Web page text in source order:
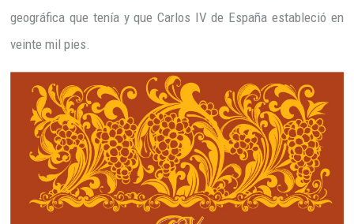
geográfica que tenía y que Carlos IV de España estableció en
veinte mil pies.